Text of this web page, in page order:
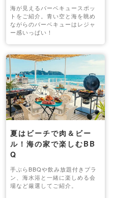
海が見えるバーベキュースポッ
トをご紹介。青い空と海を眺め
ながらのバーベキューはレジャ
ー感いっぱい！
夏はビーチで肉＆ビー
ル！海の家で楽しむBB
Q
手ぶらBBQや飲み放題付きプラ
ン、海水浴と一緒に楽しめる会
場など厳選してご紹介。